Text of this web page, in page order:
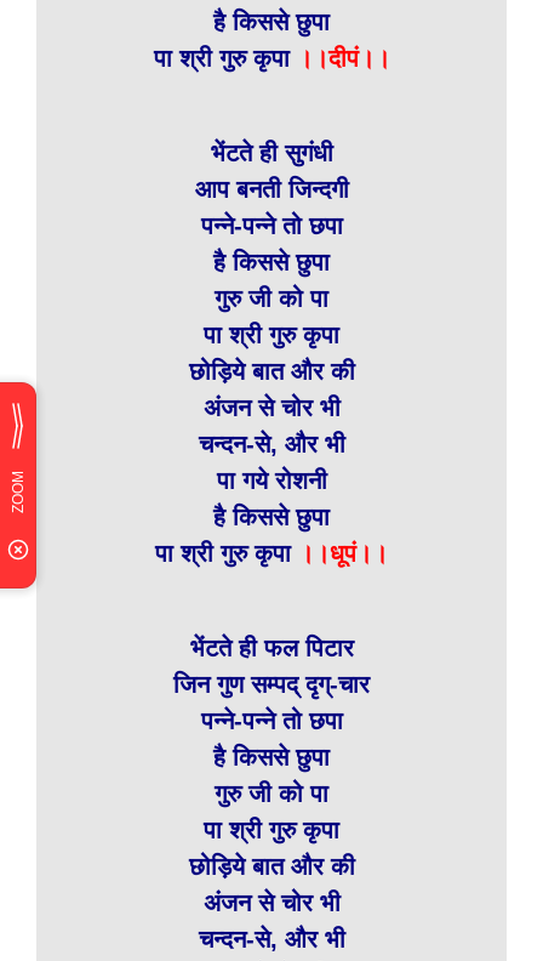
है किससे छुपा
पा श्री गुरु कृपा ।।दीपं।।
भेंटते ही सुगंधी
आप बनती जिन्दगी
पन्ने-पन्ने तो छपा
है किससे छुपा
गुरु जी को पा
पा श्री गुरु कृपा
छोड़िये बात और की
अंजन से चोर भी
चन्दन-से, और भी
पा गये रोशनी
है किससे छुपा
पा श्री गुरु कृपा ।।धूपं।।
भेंटते ही फल पिटार
जिन गुण सम्पद् दृग्-चार
पन्ने-पन्ने तो छपा
है किससे छुपा
गुरु जी को पा
पा श्री गुरु कृपा
छोड़िये बात और की
अंजन से चोर भी
चन्दन-से, और भी